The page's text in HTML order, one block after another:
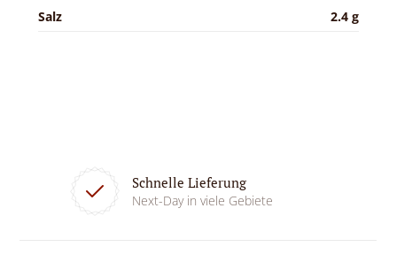
Salz 2.4 g
Schnelle Lieferung
Next-Day in viele Gebiete